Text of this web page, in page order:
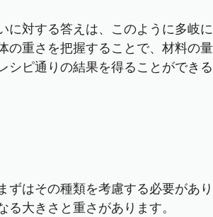
に対する答えは、このように多岐
の重さを把握することで、材料の
ピ通りの結果を得ることができる
ずはその種類を考慮する必要があ
大きさと重さがあります。